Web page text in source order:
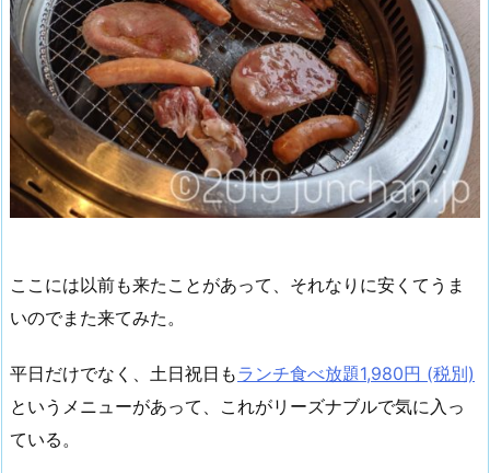
ここには以前も来たことがあって、それなりに安くてうま
いのでまた来てみた。
平日だけでなく、土日祝日もランチ食べ放題1,980円 (税別)
というメニューがあって、これがリーズナブルで気に入っ
ている。